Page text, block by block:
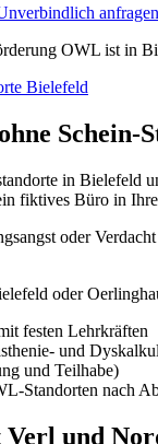
anfragen
OWL ist in
Bielefeld
Schein-
in Bielefeld
fiktives Büro in
oder
oder
festen Lehrkräften
und
und Teilhabe)
Standorten nach
und